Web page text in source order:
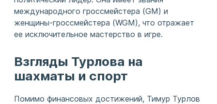
международного гроссмейстера (GM) и
женщины-гроссмейстера (WGM), что отражает
ее исключительное мастерство в игре.
Взгляды Турлова на
шахматы и спорт
Помимо финансовых достижений, Тимур Турлов